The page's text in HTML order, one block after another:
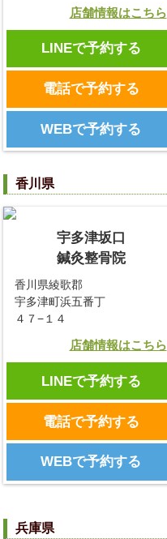
店舗情報はこちら
LINEで予約する
電話で予約する
WEBで予約する
香川県
宇多津坂口
鍼灸整骨院
香川県綾歌郡
宇多津町浜五番丁
４７−１４
店舗情報はこちら
LINEで予約する
電話で予約する
WEBで予約する
兵庫県